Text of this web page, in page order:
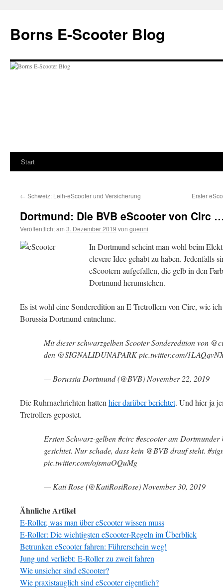
springen
Borns E-Scooter Blog
Start
← Schweiz: Leih-eScooter und Versicherung Erster
Dortmund: Die BVB eScooter von Circ
Veröffentlicht am 3. Dezember 2019 von guenni
In Dortmund scheint man wohl beim
clevere Idee gehabt zu haben. Jedenfalls
eScootern aufgefallen, die gelb in den
Dortmund herumstehen.
Es ist wohl eine Sonderedition an E-Tretrollern von Circ, wie
Borussia Dortmund entnehme.
Mit dieser schwarzgelben Scooter-Sonderedition von
den @SIGNALIDUNAPARK pic.twitter.com/
— Borussia Dortmund (@BVB) November 22, 2019
Die Ruhrnachrichten hatten hier darüber berichtet. Und hier ja
Tretrollers gepostet.
Ersten Schwarz-gelben #circ #escooter am Dortmunder
gesichtet. Nur schade, dass kein @BVB drauf steht.
pic.twitter.com/ojsmaOQuMg
— Kati Rose (@KatiRosiRose) November 30, 2019
Ähnliche Artikel
E-Roller, was man über eScooter wissen muss
E-Roller: Die wichtigsten eScooter-Regeln im Überblick
Betrunken eScooter fahren: Führerschein weg!
Jung und verliebt: E-Roller zu zweit fahren
Wie unsicher sind eScooter?
Wie praxistauglich sind eScooter eigentlich?